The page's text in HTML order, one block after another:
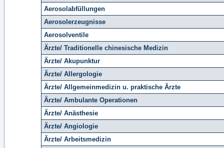
Aerosolabfüllungen
Aerosolerzeugnisse
Aerosolventile
Ärzte/ Traditionelle chinesische Medizin
Ärzte/ Akupunktur
Ärzte/ Allergologie
Ärzte/ Allgemeinmedizin u. praktische Ärzte
Ärzte/ Ambulante Operationen
Ärzte/ Anästhesie
Ärzte/ Angiologie
Ärzte/ Arbeitsmedizin